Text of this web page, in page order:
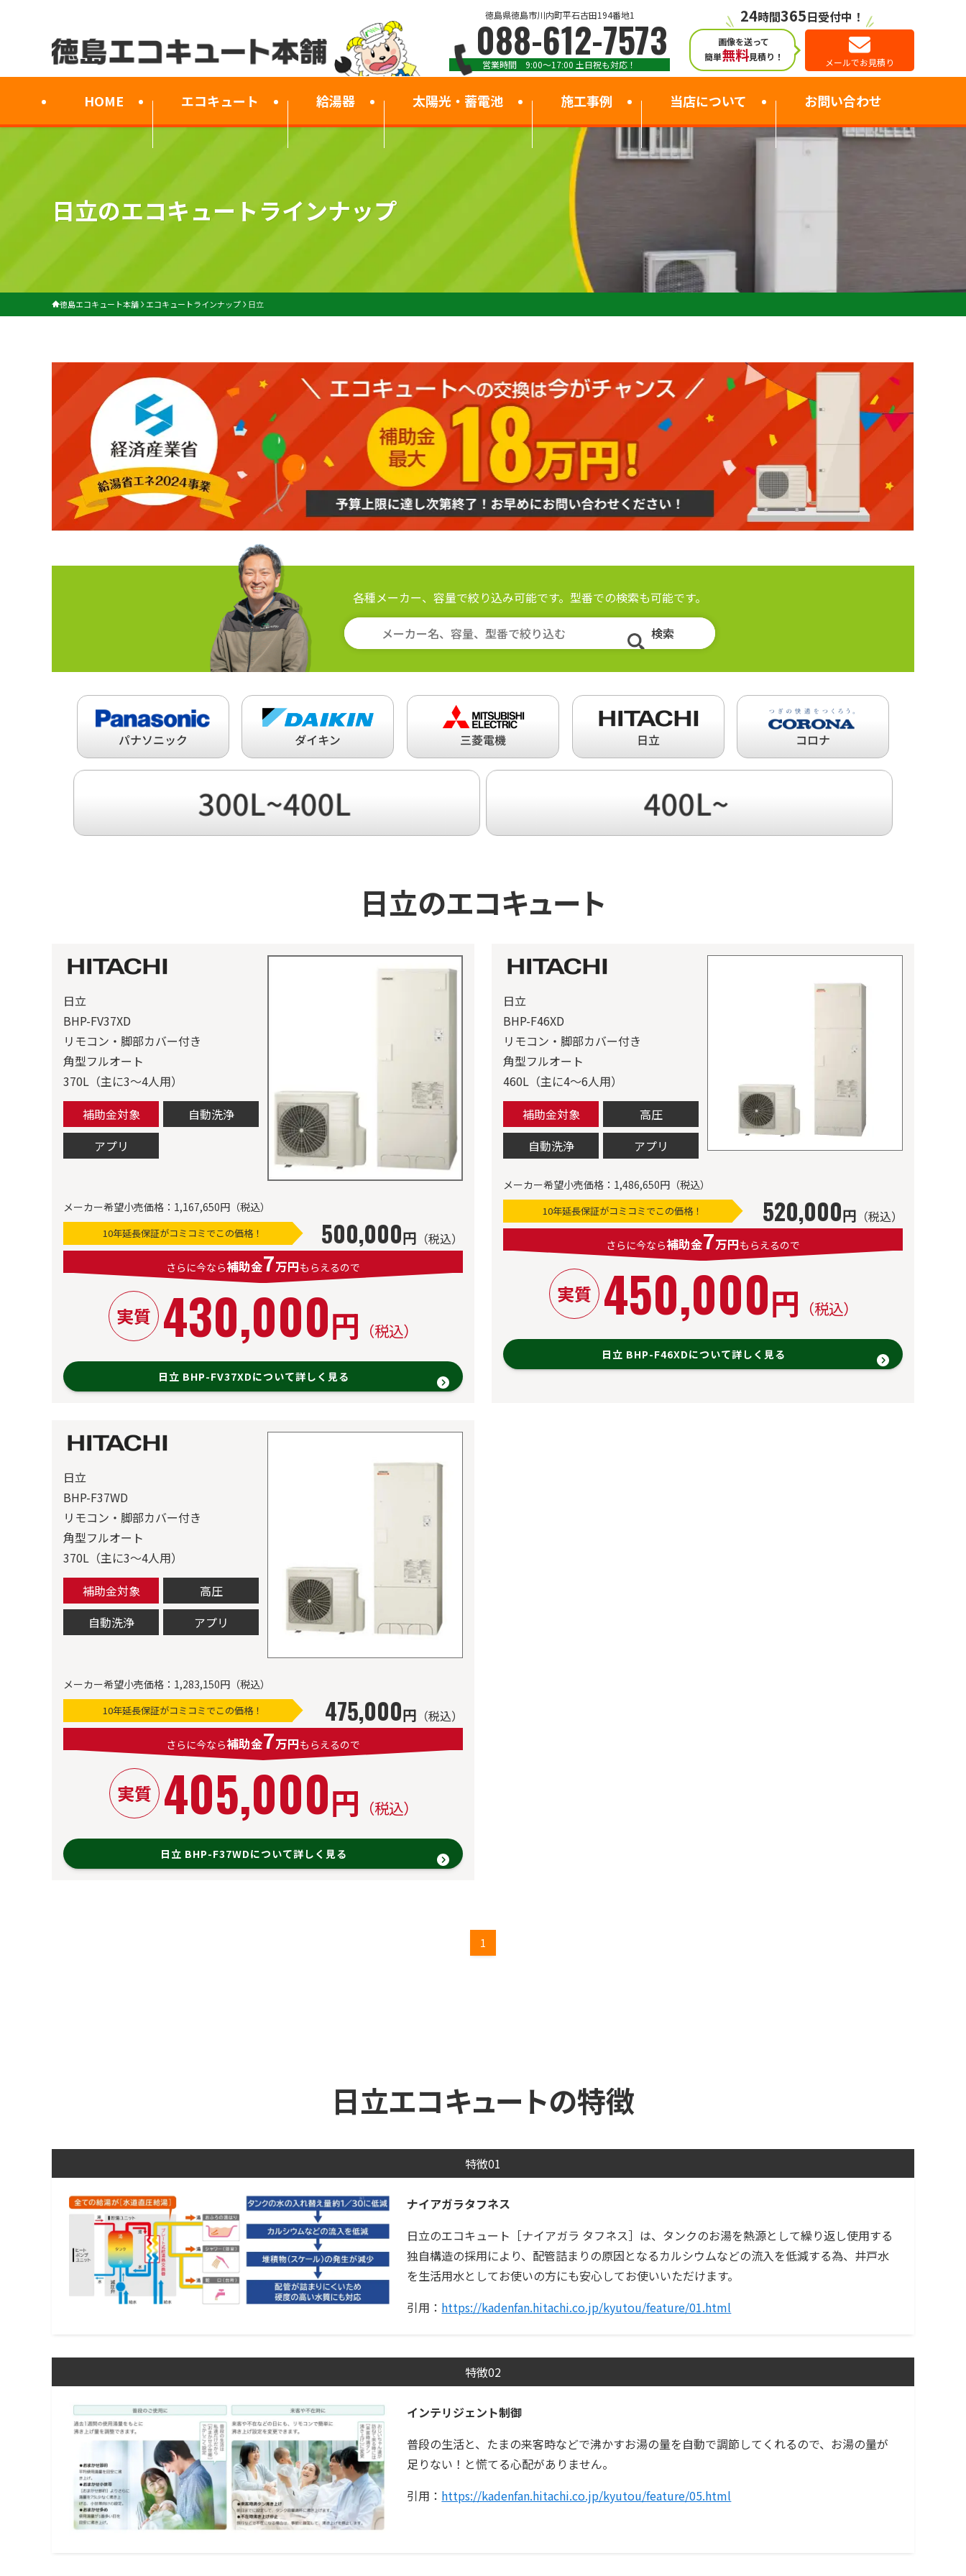
HOME エコキュート 給湯器 太陽光・蓄電池 施工事例 当店について お問い合わせ
徳島県徳島市川内町平石古田194番地1
088-612-7573
営業時間 9:00～17:00 土日祝も対応！
24時間365日受付中！
画像を送って
簡単無料見積り！ メールでお見積り
日立のエコキュートラインナップ
徳島エコキュート本舗 エコキュートラインナップ 日立
各種メーカー、容量で絞り込み可能です。 型番での検索も可能です。
日立のエコキュート
日立
BHP-FV37XD
リモコン・脚部カバー付き
角型フルオート
370L（主に3～4人用）
補助金対象
自動洗浄
アプリ
メーカー希望小売価格：1,167,650円（税込）
10年延長保証がコミコミでこの価格！ 500,000円 （税込）
さらに今なら補助金7万円もらえるので
実質 430,000円 （税込）
日立 BHP-FV37XDについて詳しく見る
日立
BHP-F46XD
リモコン・脚部カバー付き
角型フルオート
460L（主に4～6人用）
補助金対象
高圧
自動洗浄
アプリ
メーカー希望小売価格：1,486,650円（税込）
10年延長保証がコミコミでこの価格！ 520,000円 （税込）
さらに今なら補助金7万円もらえるので
実質 450,000円 （税込）
日立 BHP-F46XDについて詳しく見る
日立
BHP-F37WD
リモコン・脚部カバー付き
角型フルオート
370L（主に3～4人用）
補助金対象
高圧
自動洗浄
アプリ
メーカー希望小売価格：1,283,150円（税込）
10年延長保証がコミコミでこの価格！ 475,000円 （税込）
さらに今なら補助金7万円もらえるので
実質 405,000円 （税込）
日立 BHP-F37WDについて詳しく見る
1
日立エコキュートの特徴
特徴01
ナイアガラタフネス
日立のエコキュート［ナイアガラ タフネス］は、タンクのお湯を熱源として繰り返し使用する
独自構造の採用により、配管詰まりの原因となるカルシウムなどの流入を低減する為、井戸水
を生活用水としてお使いの方にも安心してお使いいただけます。
引用： https://kadenfan.hitachi.co.jp/kyutou/feature/01.html
特徴02
インテリジェント制御
普段の生活と、たまの来客時などで沸かすお湯の量を自動で調節してくれるので、お湯の量が
足りない！と慌てる心配がありません。
引用： https://kadenfan.hitachi.co.jp/kyutou/feature/05.html